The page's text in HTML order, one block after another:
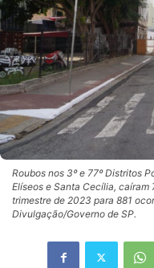
Roubos nos 3º e 77º Distritos
Elíseos e Santa Cecília, caíram
trimestre de 2023 para 881
Divulgação/Governo de SP.